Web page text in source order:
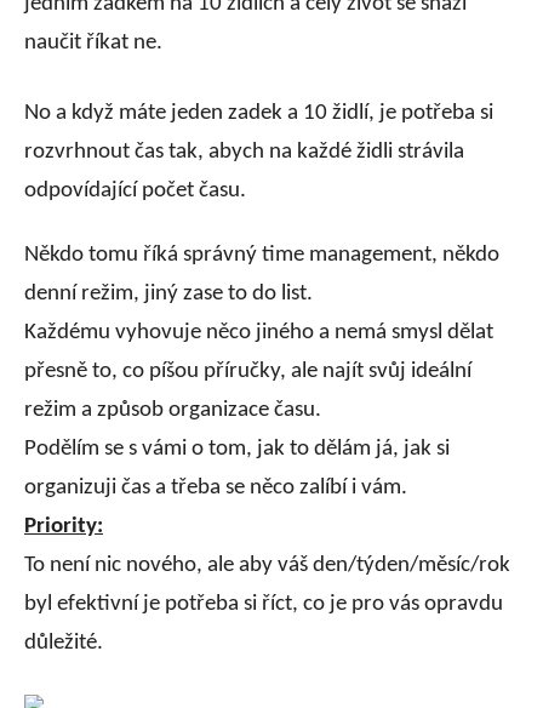
naučit říkat ne.
No a když máte jeden zadek a 10 židlí, je potřeba si
rozvrhnout čas tak, abych na každé židli strávila
odpovídající počet času.
Někdo tomu říká správný time management, někdo
denní režim, jiný zase to do list.
Každému vyhovuje něco jiného a nemá smysl dělat
přesně to, co píšou příručky, ale najít svůj ideální
režim a způsob organizace času.
Podělím se s vámi o tom, jak to dělám já, jak si
organizuji čas a třeba se něco zalíbí i vám.
Priority:
To není nic nového, ale aby váš den/týden/měsíc/rok
byl efektivní je potřeba si říct, co je pro vás opravdu
důležité.